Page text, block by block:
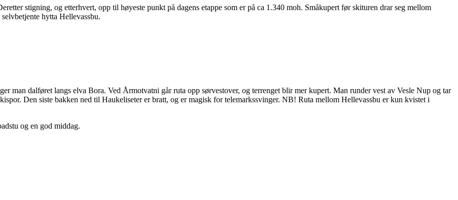
stigning, og etterhvert, opp til høyeste punkt på dagens etappe som er på ca 1.340 moh. Småkupert før skituren drar seg mellom
hytta Hellevassbu.
man dalføret langs elva Bora. Ved Årmotvatni går ruta opp sørvestover, og terrenget blir mer kupert. Man runder vest av Vesle Nup og tar
Den siste bakken ned til Haukeliseter er bratt, og er magisk for telemarkssvinger. NB! Ruta mellom Hellevassbu er kun kvistet i
og en god middag.